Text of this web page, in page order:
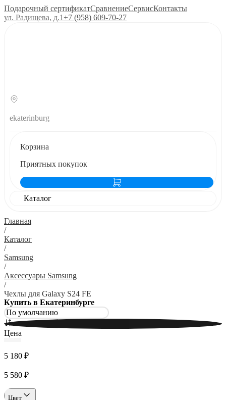
Подарочный сертификатСравнениеСервисКонтакты
ул. Радищева, д.1+7 (958) 609‑70‑27
ekaterinburg
Корзина
Приятных покупок
Каталог
Главная
/
Каталог
/
Samsung
/
Аксессуары Samsung
/
Чехлы для Galaxy S24 FE
Купить в Екатеринбурге
Цена
5 180 ₽
5 580 ₽
Цвет